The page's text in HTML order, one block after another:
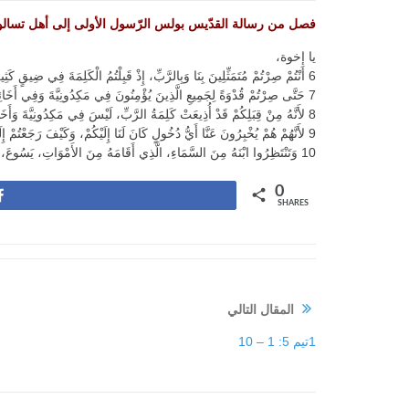
فصل من رسالة القدّيس بولس الرّسول الأولى إلى أهل
يا إخوة،
6 أَنْتُمْ صِرْتُمْ مُتَمَثِّلِينَ بِنَا وَبِالرَّبِّ، إِذْ قَبِلْتُمُ الْكَلِمَةَ فِي ضِيقٍ كَثِيرٍ، بِفَرَحِ الرُّوحِ الْقُدُسِ،
7 حَتَّى صِرْتُمْ قُدْوَةً لِجَمِيعِ الَّذِينَ يُؤْمِنُونَ فِي مَكِدُونِيَّةَ وَفِي أَخَائِيَةَ.
8 لأَنَّهُ مِنْ قِبَلِكُمْ قَدْ أُذِيعَتْ كَلِمَةُ الرَّبِّ، لَيْسَ فِي مَكِدُونِيَّةَ وَأَخَائِيَةَ فَقَطْ، بَلْ فِي كُلِّ مَكَانٍ أَيْضاً قَدْ ذَاعَ إِيمَانُكُمْ بِاللهِ، حَتَّى لَيْسَ لَنَا حَاجَةٌ أَنْ نَتَكَلَّمَ شَيْئاً.
9 لأَنَّهُمْ هُمْ يُخْبِرُونَ عَنَّا أَيُّ دُخُولٍ كَانَ لَنَا إِلَيْكُمْ، وَكَيْفَ رَجَعْتُمْ إِلَى اللهِ مِنَ الأَوْثَانِ لِتَعْبُدُوا اللهَ الْحَيَّ الْحَقِيقِيَّ،
10 وَتَنْتَظِرُوا ابْنَهُ مِنَ السَّمَاءِ، الَّذِي أَقَامَهُ مِنَ الأَمْوَاتِ، يَسُوعَ، الَّذِي يُنْقِذُنَا مِنَ الْغَضَبِ الآتِي.
0
SHARES
المقال التالي
1تيم 5: 1 – 10